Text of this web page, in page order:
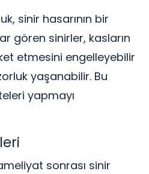
sinir hasarının bir
gören sinirler, kasların
etmesini engelleyebilir
yaşanabilir. Bu
yapmayı
sonrası sinir